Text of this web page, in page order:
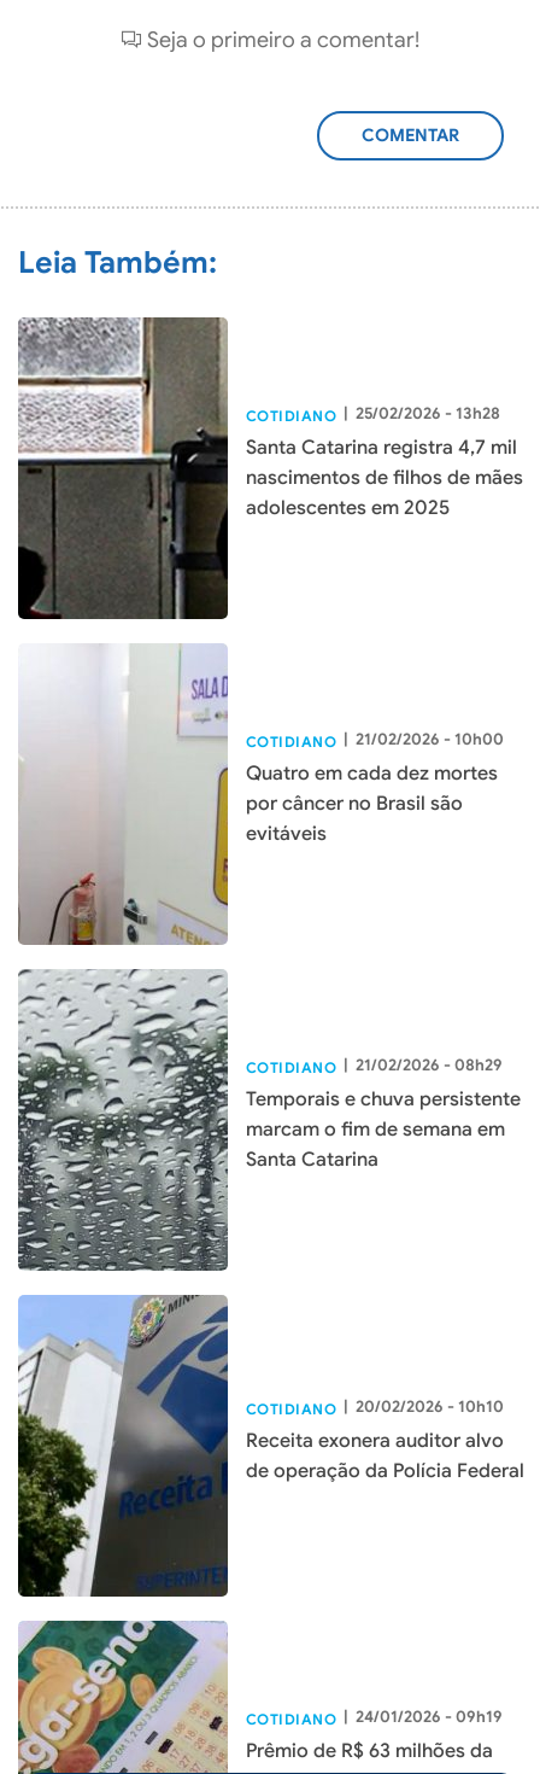
Seja o primeiro a comentar!
ADICIONAR
Leia Também:
COTIDIANO | 25/02/2026 - 13h28
Santa Catarina registra 4,7 mil
nascimentos de filhos de mães
adolescentes em 2025
COTIDIANO | 21/02/2026 - 10h00
Quatro em cada dez mortes
por câncer no Brasil são
evitáveis
COTIDIANO | 21/02/2026 - 08h29
Temporais e chuva persistente
marcam o fim de semana em
Santa Catarina
COTIDIANO | 20/02/2026 - 10h10
Receita exonera auditor alvo
de operação da Polícia Federal
COTIDIANO | 24/01/2026 - 09h19
Prêmio de R$ 63 milhões da